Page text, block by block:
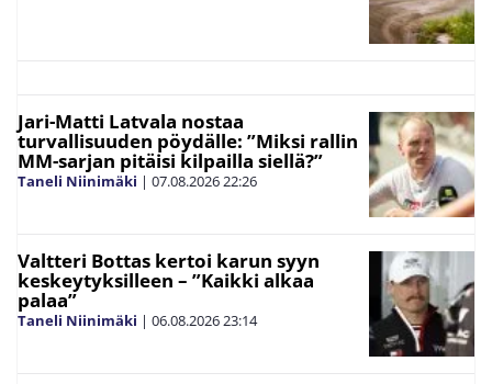
Jari-Matti Latvala nostaa
turvallisuuden pöydälle: ”Miksi rallin
MM-sarjan pitäisi kilpailla siellä?”
Taneli Niinimäki | 07.08.202622:26
Valtteri Bottas kertoi karun syyn
keskeytyksilleen – ”Kaikki alkaa
palaa”
Taneli Niinimäki | 06.08.202623:14